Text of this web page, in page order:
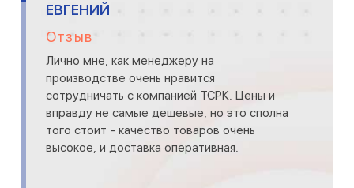
ЕВГЕНИЙ
Отзыв
Лично мне, как менеджеру на
производстве очень нравится
сотрудничать с компанией ТСРК. Цены и
вправду не самые дешевые, но это сполна
того стоит - качество товаров очень
высокое, и доставка оперативная.